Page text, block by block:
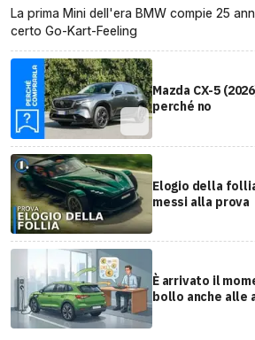
La prima Mini dell'era BMW compie 25
certo Go-Kart-Feeling
Mazda CX-5
perché no
Elogio della
messi alla prova
È arrivato il
bollo anche alle